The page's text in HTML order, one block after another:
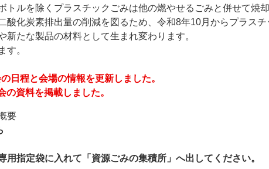
トルを除くプラスチックごみは他の燃やせるごみと併せて焼
酸化炭素排出量の削減を図るため、令和8年10月からプラスチ
新たな製品の材料として生まれ変わります。
す。
程と会場の情報を更新しました。
資料を掲載しました。
要
用指定袋に入れて「資源ごみの集積所」へ出してください。